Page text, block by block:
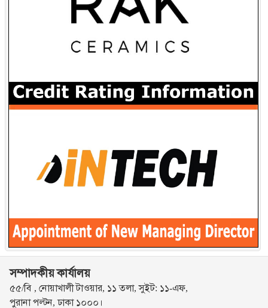
সম্পাদকীয় কার্যালয়
৫৫/বি , নোয়াখালী টাওয়ার, ১১ তলা, সুইট: ১১-এফ,
পুরানা পল্টন, ঢাকা ১০০০।